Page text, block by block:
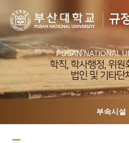
규
PUSAN NATIONAL
학칙, 학사행정, 위원
법인 및 기타단
부속시설